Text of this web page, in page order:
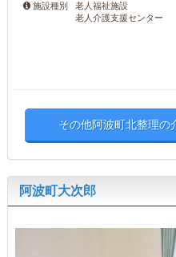
施設種別
老人福祉施設
老人介護支援センター
その他阿波町北整理
阿波町大次郎